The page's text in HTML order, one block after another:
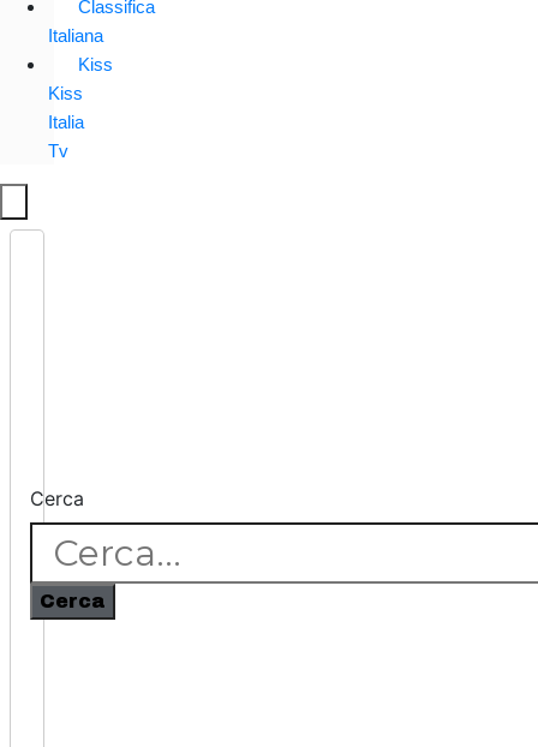
Classifica
Italiana
Kiss
Kiss
Italia
Tv
Cerca
Cerca